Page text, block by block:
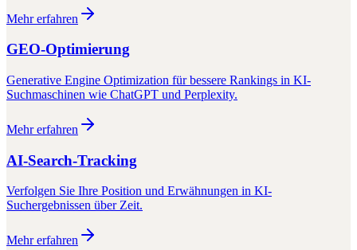
Mehr erfahren
GEO-Optimierung
Generative Engine Optimization für bessere Rankings in KI-
Suchmaschinen wie ChatGPT und Perplexity.
Mehr erfahren
AI-Search-Tracking
Verfolgen Sie Ihre Position und Erwähnungen in KI-
Suchergebnissen über Zeit.
Mehr erfahren